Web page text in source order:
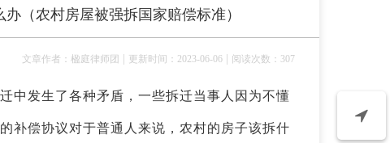
（农村房屋被强拆国家赔偿标准）
文章作者：楹庭律师团 更新时间：2023-06-06 阅读次数：307
中发生了各种矛盾，一些拆迁当事人因为不懂
补偿协议对于普通人来说，农村的房子该拆什